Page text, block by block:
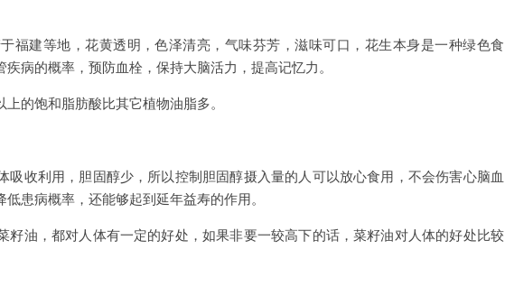
福建等地，花黄透明，色泽清亮，气味芬芳，滋味可口，花生本身是一种绿色食
病的概率，预防血栓，保持大脑活力，提高记忆力。
的饱和脂肪酸比其它植物油脂多。
吸收利用，胆固醇少，所以控制胆固醇摄入量的人可以放心食用，不会伤害心脑血
患病概率，还能够起到延年益寿的作用。
籽油，都对人体有一定的好处，如果非要一较高下的话，菜籽油对人体的好处比较